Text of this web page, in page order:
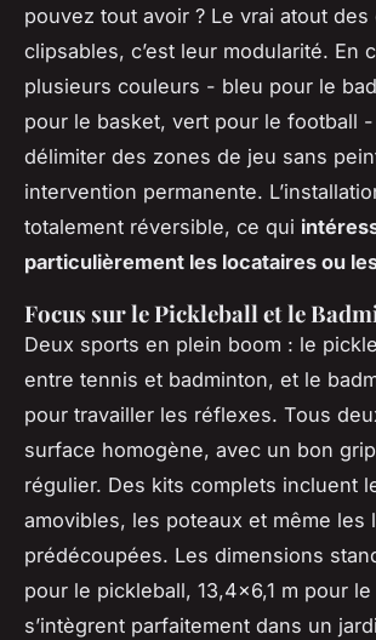
pouvez tout avoir ? Le vrai atout des
clipsables, c’est leur modularité. En
plusieurs couleurs - bleu pour le
pour le basket, vert pour le football
délimiter des zones de jeu sans
intervention permanente.
totalement réversible, ce qui
particulièrement les locataires ou
Focus sur le Pickleball et le
Deux sports en plein boom : le
entre tennis et badminton, et le
pour travailler les réflexes. Tous
surface homogène, avec un bon
régulier. Des kits complets incluent
amovibles, les poteaux et même les
prédécoupées. Les dimensions
pour le pickleball, 13,4x6,1 m pour
s’intègrent parfaitement dans un